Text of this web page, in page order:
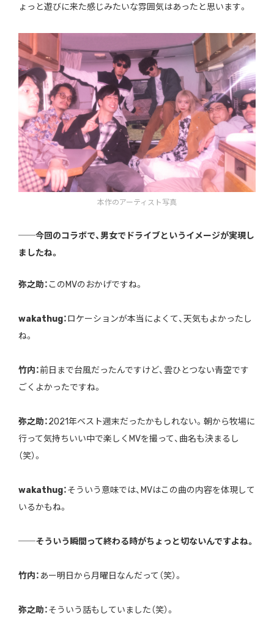
ょっと遊びに来た感じみたいな雰囲気はあったと思います。
本作のアーティスト写真
──今回のコラボで、男女でドライブというイメージが実現し
ましたね。
弥之助： このMVのおかげですね。
wakathug：ロケーションが本当によくて、天気もよかったし
ね。
竹内：前日まで台風だったんですけど、雲ひとつない青空です
ごくよかったですね。
弥之助：2021年ベスト週末だったかもしれない。朝から牧場に
行って気持ちいい中で楽しくMVを撮って、曲名も決まるし
（笑）。
wakathug：そういう意味では、MVはこの曲の内容を体現して
いるかもね。
──そういう瞬間って終わる時がちょっと切ないんですよね。
竹内： あー明日から月曜日なんだって（笑）。
弥之助：そういう話もしていました（笑）。